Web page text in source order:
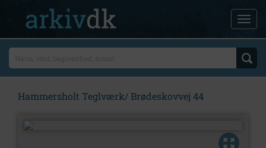
Hammersholt Teglværk/ Brødeskovvej 44